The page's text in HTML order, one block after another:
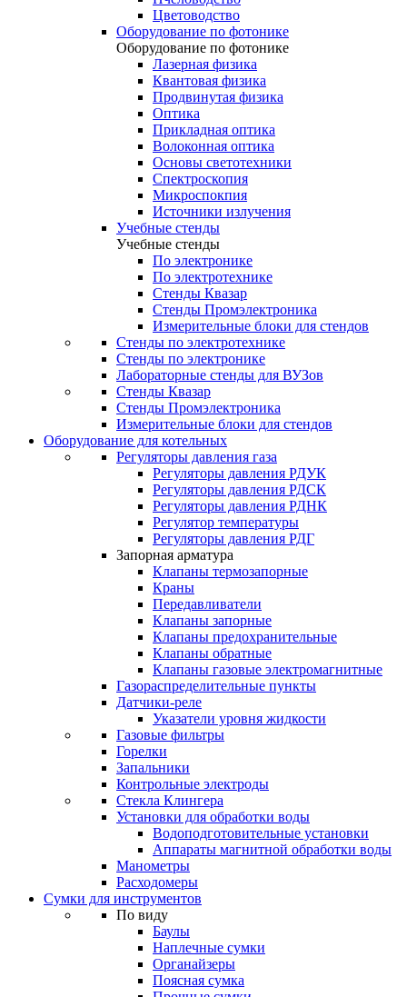
Цветоводство
Оборудование по фотонике
Оборудование по фотонике
Лазерная физика
Квантовая физика
Продвинутая физика
Оптика
Прикладная оптика
Волоконная оптика
Основы светотехники
Спектроскопия
Микроспокпия
Источники излучения
Учебные стенды
Учебные стенды
По электронике
По электротехнике
Стенды Квазар
Стенды Промэлектроника
Измерительные блоки для стендов
Стенды по электротехнике
Стенды по электронике
Лабораторные стенды для ВУЗов
Стенды Квазар
Стенды Промэлектроника
Измерительные блоки для стендов
Оборудование для котельных
Регуляторы давления газа
Регуляторы давления РДУК
Регуляторы давления РДСК
Регуляторы давления РДНК
Регулятор температуры
Регуляторы давления РДГ
Запорная арматура
Клапаны термозапорные
Краны
Передавливатели
Клапаны запорные
Клапаны предохранительные
Клапаны обратные
Клапаны газовые электромагнитные
Газораспределительные пункты
Датчики-реле
Указатели уровня жидкости
Газовые фильтры
Горелки
Запальники
Контрольные электроды
Стекла Клингера
Установки для обработки воды
Водоподготовительные установки
Аппараты магнитной обработки воды
Манометры
Расходомеры
Сумки для инструментов
По виду
Баулы
Наплечные сумки
Органайзеры
Поясная сумка